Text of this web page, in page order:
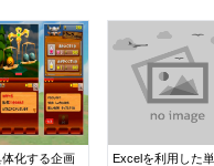
化する企画
Excelを利用した